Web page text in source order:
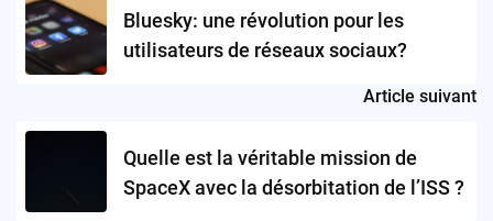
Bluesky: une révolution pour les
utilisateurs de réseaux sociaux?
Article suivant
Quelle est la véritable mission de
SpaceX avec la désorbitation de l’ISS ?